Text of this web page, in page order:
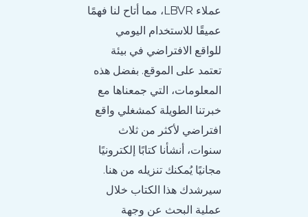
عملاء LBVR، مما أتاح لنا فهمًا
عميقًا للاستخدام اليومي
للواقع الافتراضي في بيئة
تعتمد على الموقع. بفضل هذه
المعلومات، التي جمعناها مع
خبرتنا الطويلة كمشغلي واقع
افتراضي لأكثر من ثلاث
سنوات، أنشأنا كتابًا إلكترونيًا
مجانيًا يُمكنك تنزيله من هنا.
سيرشدك هذا الكتاب خلال
عملية البحث عن وجهة